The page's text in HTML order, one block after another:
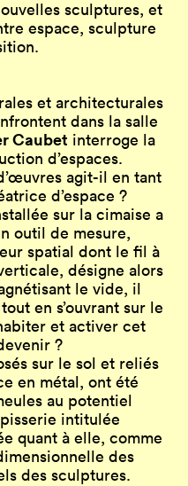
sculptures, et
espace, sculpture
et architecturales
dans la salle
Caubet interroge la
d’espaces.
agit-il en tant
d’espace ?
sur la cimaise a
outil de mesure,
spatial dont le fil à
désigne alors
le vide, il
en s’ouvrant sur le
et activer cet
?
sur le sol et reliés
en métal, ont été
au potentiel
intitulée
quant à elle, comme
des
des sculptures.